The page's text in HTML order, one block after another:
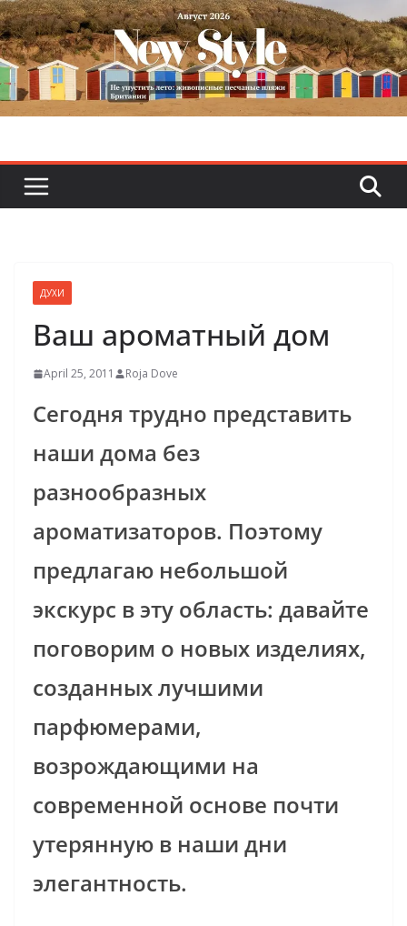
Skip
to
content
ДУХИ
Ваш ароматный дом
April 25, 2011 Roja Dove
Сегодня трудно представить
наши дома без
разнообразных
ароматизаторов. Поэтому
предлагаю небольшой
экскурс в эту область: давайте
поговорим о новых изделиях,
созданных лучшими
парфюмерами,
возрождающими на
современной основе почти
утерянную в наши дни
элегантность.